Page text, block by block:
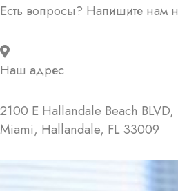
Есть вопросы? Напишите нам
Наш адрес
2100 E Hallandale Beach BLVD,
Miami, Hallandale, FL 33009